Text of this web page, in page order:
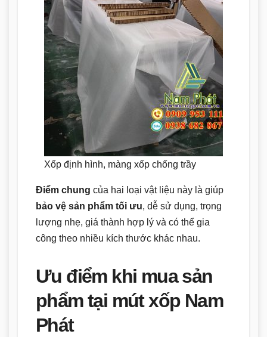
Xốp định hình, màng xốp chống trầy
Điểm chung của hai loại vật liệu này là giúp
bảo vệ sản phẩm tối ưu, dễ sử dụng, trọng
lượng nhẹ, giá thành hợp lý và có thể gia
công theo nhiều kích thước khác nhau.
Ưu điểm khi mua sản
phẩm tại mút xốp Nam
Phát